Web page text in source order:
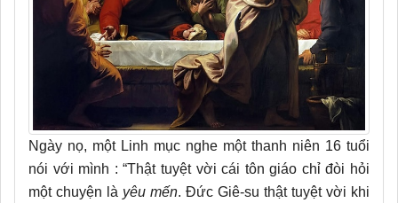
Ngày nọ, một Linh mục nghe một thanh niên 16 tuổi
nói với mình : “Thật tuyệt vời cái tôn giáo chỉ đòi hỏi
một chuyện là yêu mến. Đức Giê-su thật tuyệt vời khi